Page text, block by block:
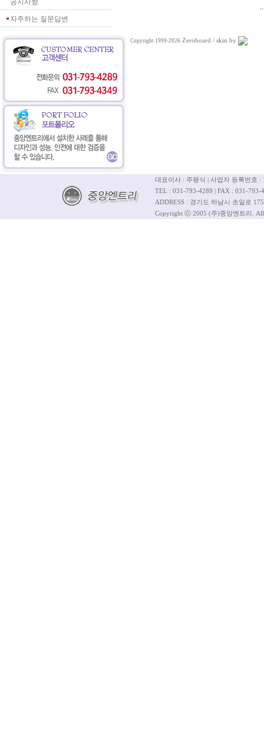
공지사항
자주하는 질문답변
Copyright 1999-2026 Zeroboard / skin by
대표이사 : 주평식 | 사업자 등록번호 :
TEL : 031-793-4289 | FAX : 031-793-
ADDRESS : 경기도 하남시 초일로
Copyright ⓒ 2005 (주)중앙엔트리. All